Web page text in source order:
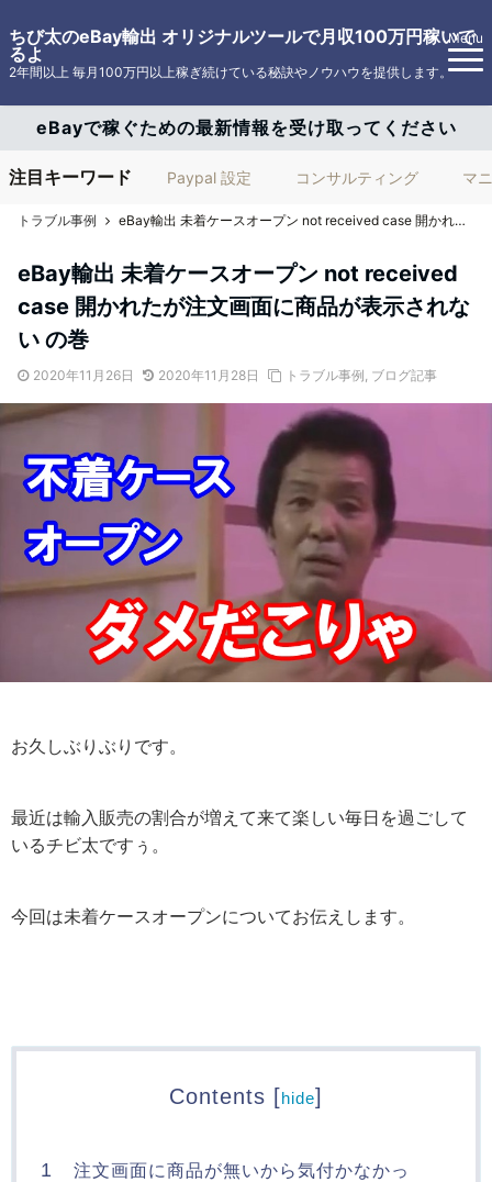
ちび太のeBay輸出 オリジナルツールで月収100万円稼いで
るよ
2年間以上 毎月100万円以上稼ぎ続けている秘訣やノウハウを提供します。
Menu
eBayで稼ぐための最新情報を受け取ってください
注目キーワード Paypal 設定 コンサルティング マ
トラブル事例 eBay輸出 未着ケースオープン not received case 開かれたが注文画面に商品が表示されない の巻
eBay輸出 未着ケースオープン not received
case 開かれたが注文画面に商品が表示されな
い の巻
2020年11月26日 2020年11月28日 トラブル事例, ブログ記事
お久しぶりぶりです。
最近は輸入販売の割合が増えて来て楽しい毎日を過ごして
いるチビ太ですぅ。
今回は未着ケースオープンについてお伝えします。
Contents [hide]
1
注文画面に商品が無いから気付かなかっ